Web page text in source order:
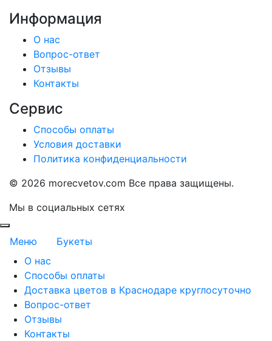
Информация
О нас
Вопрос-ответ
Отзывы
Контакты
Сервис
Способы оплаты
Условия доставки
Политика конфиденциальности
© 2026 morecvetov.com Все права защищены.
Мы в социальных сетях
Меню
Букеты
О нас
Способы оплаты
Доставка цветов в Краснодаре круглосуточно
Вопрос-ответ
Отзывы
Контакты